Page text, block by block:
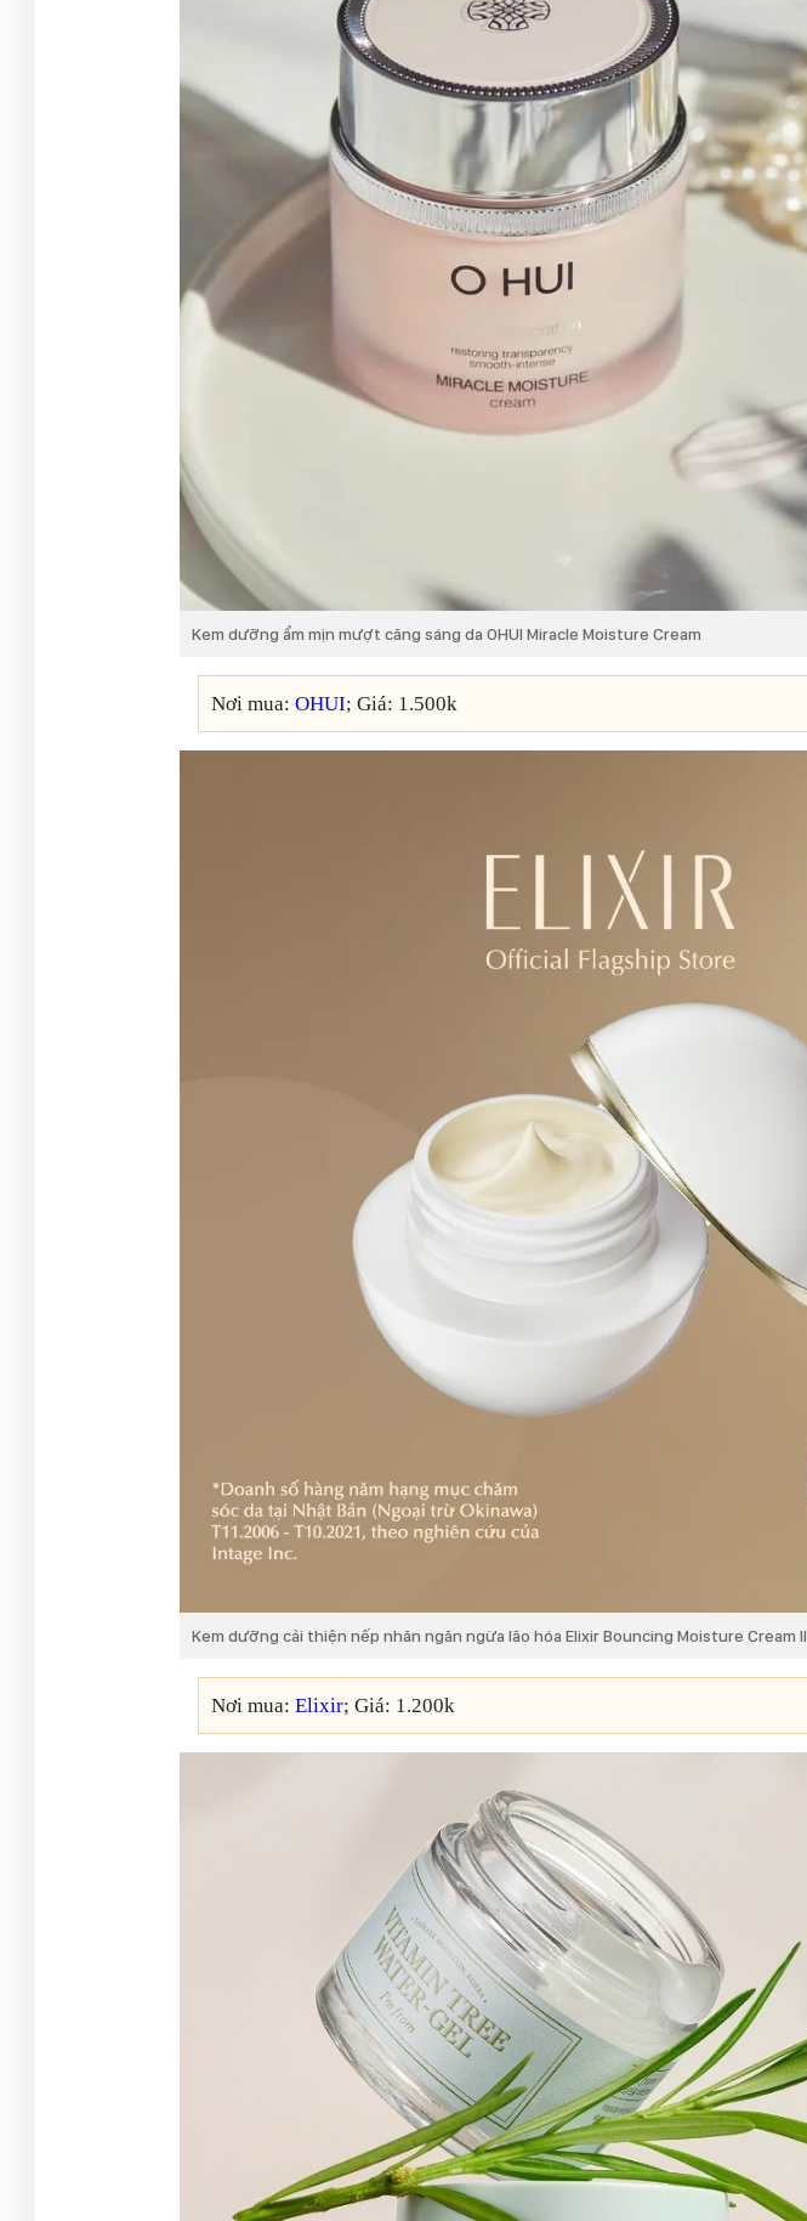
Kem dưỡng ẩm mịn mượt căng sáng da OHUI Miracle Moisture Cream
Nơi mua: OHUI; Giá: 1.500k
Kem dưỡng cải thiện nếp nhăn ngăn ngừa lão hóa Elixir Bouncing Moisture Cream II
Nơi mua: Elixir; Giá: 1.200k